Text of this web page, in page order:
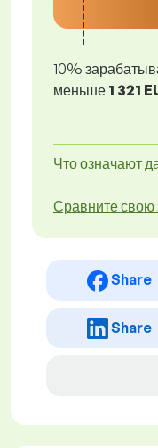
10%
меньше 1 321
Что означают
Сравните свою
Share
Share